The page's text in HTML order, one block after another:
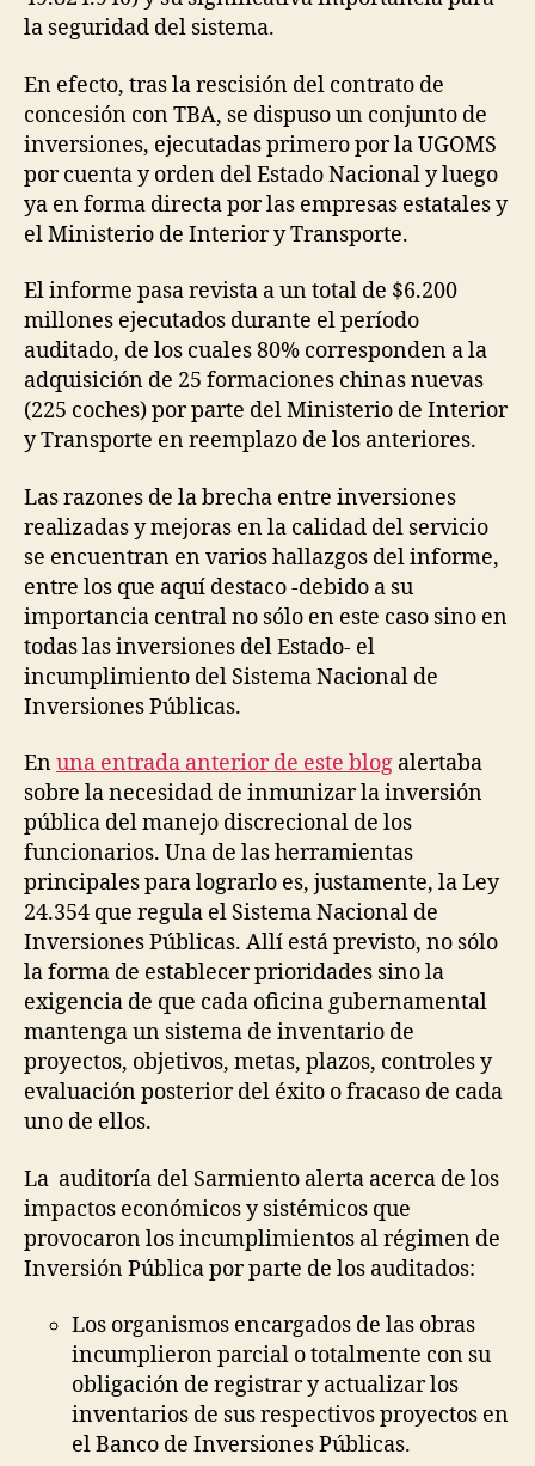
la seguridad del sistema.
En efecto, tras la rescisión del contrato de
concesión con TBA, se dispuso un conjunto de
inversiones, ejecutadas primero por la UGOMS
por cuenta y orden del Estado Nacional y luego
ya en forma directa por las empresas estatales y
el Ministerio de Interior y Transporte.
El informe pasa revista a un total de $6.200
millones ejecutados durante el período
auditado, de los cuales 80% corresponden a la
adquisición de 25 formaciones chinas nuevas
(225 coches) por parte del Ministerio de Interior
y Transporte en reemplazo de los anteriores.
Las razones de la brecha entre inversiones
realizadas y mejoras en la calidad del servicio
se encuentran en varios hallazgos del informe,
entre los que aquí destaco -debido a su
importancia central no sólo en este caso sino en
todas las inversiones del Estado- el
incumplimiento del Sistema Nacional de
Inversiones Públicas.
Enuna entrada anterior de este blog alertaba
sobre la necesidad de inmunizar la inversión
pública del manejo discrecional de los
funcionarios. Una de las herramientas
principales para lograrlo es, justamente, la Ley
24.354 que regula el Sistema Nacional de
Inversiones Públicas. Allí está previsto, no sólo
la forma de establecer prioridades sino la
exigencia de que cada oficina gubernamental
mantenga un sistema de inventario de
proyectos, objetivos, metas, plazos, controles y
evaluación posterior del éxito o fracaso de cada
uno de ellos.
La auditoría del Sarmiento alerta acerca de los
impactos económicos y sistémicos que
provocaron los incumplimientos al régimen de
Inversión Pública por parte de los auditados:
Los organismos encargados de las obras
incumplieron parcial o totalmente con su
obligación de registrar y actualizar los
inventarios de sus respectivos proyectos en
el Banco de Inversiones Públicas.